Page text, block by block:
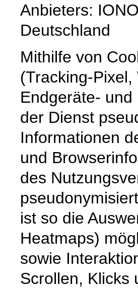
Anbieters:
Deutschland
Mithilfe von
(Tracking-
Endgeräte-
der Dienst
Informationen
und
des
ist so die
Heatmaps)
sowie
Scrollen, Klicks